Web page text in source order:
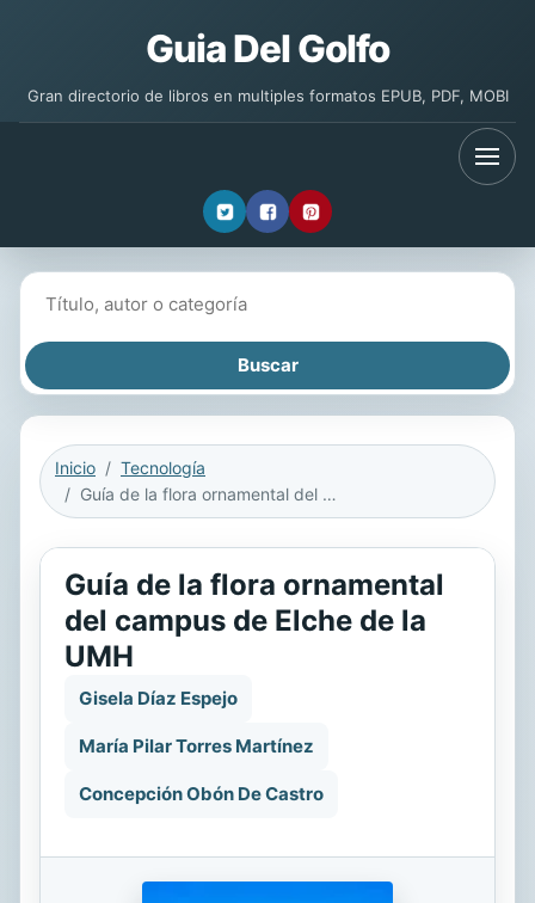
Guia Del Golfo
Gran directorio de libros en multiples formatos EPUB, PDF, MOBI
Inicio
Tecnología
Guía de la flora ornamental del campus de Elche de la UMH
Guía de la flora ornamental
del campus de Elche de la
UMH
Gisela Díaz Espejo
María Pilar Torres Martínez
Concepción Obón De Castro